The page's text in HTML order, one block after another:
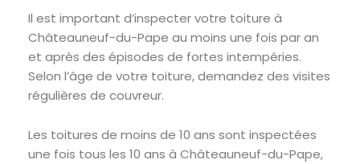
Il est important d’inspecter votre toiture à
Châteauneuf-du-Pape au moins une fois par an
et après des épisodes de fortes intempéries.
Selon l’âge de votre toiture, demandez des visites
régulières de couvreur.
Les toitures de moins de 10 ans sont inspectées
une fois tous les 10 ans à Châteauneuf-du-Pape,